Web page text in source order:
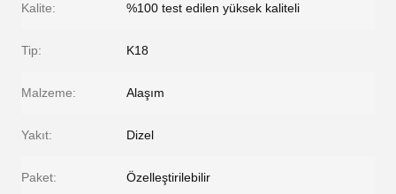
Kalite: %100 test edilen yüksek kaliteli
Tip: K18
Malzeme: Alaşım
Yakıt: Dizel
Paket: Özelleştirilebilir